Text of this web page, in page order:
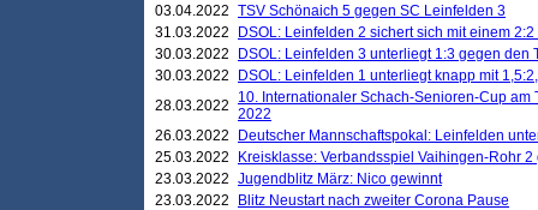
03.04.2022 TSV Schönaich 5 gegen SC Leinfelden 3
31.03.2022
DSOL: Leinfelden 2 sichert sich mit einem
30.03.2022
DSOL: Leinfelden 3 unterliegt 1:3 gegen den
30.03.2022
DSOL: Leinfelden 1 unterliegt knapp mit
28.03.2022
10. Internationaler Schach-Senioren-Cup am
2022
26.03.2022
Deutscher Mannschaftspokal: Leinfelden
25.03.2022
Kreisklasse: Verbandsspiel Vaihingen-Rohr
23.03.2022 Jugendblitz März: Nico gewinnt
23.03.2022
Blitz Neustart nach zweiter Corona Pause